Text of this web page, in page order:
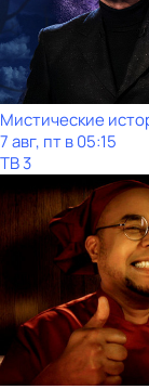
Мистические
7 авг, пт в 05:15
ТВ 3